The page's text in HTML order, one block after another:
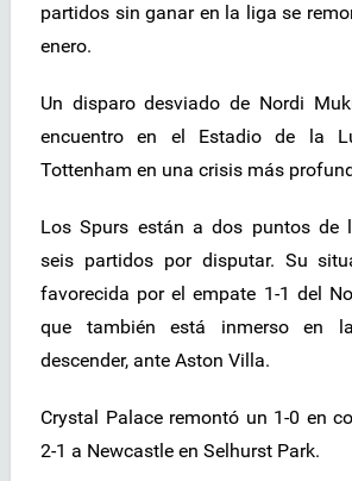
partidos sin ganar en la liga se
enero.
Un disparo desviado de Nordi
encuentro en el Estadio de la
Tottenham en una crisis más
Los Spurs están a dos puntos de
seis partidos por disputar. Su
favorecida por el empate 1-1 del
que también está inmerso en
descender, ante Aston Villa.
Crystal Palace remontó un 1-0 en
2-1 a Newcastle en Selhurst Park.